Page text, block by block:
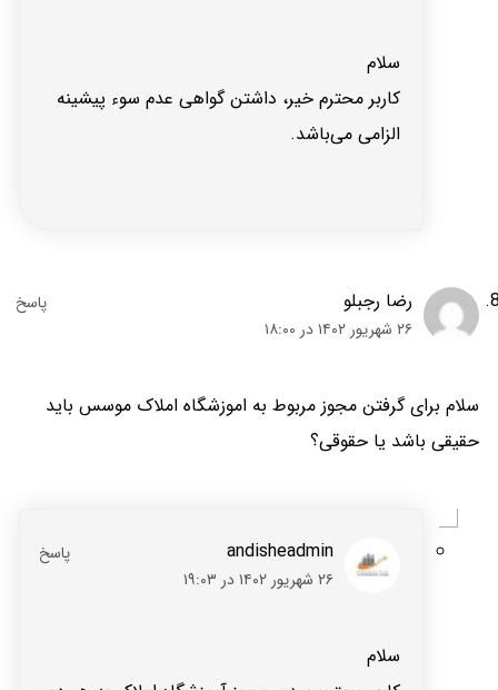
سلام
کاربر محترم خیر، داشتن گواهی عدم سوء پیشینه
الزامی می‌باشد.
رضا رجبلو
۲۶ شهریور ۱۴۰۲ در ۱۸:۰۰
سلام برای گرفتن مجوز مربوط به اموزشگاه املاک موسس باید
حقیقی باشد یا حقوقی؟
andisheadmin
۲۶ شهریور ۱۴۰۲ در ۱۹:۰۳
سلام